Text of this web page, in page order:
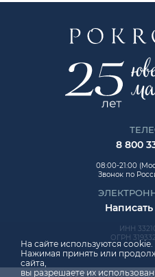
8 800
08:00-21:00
Звонок по
ИНН
ОГРН
На сайте используются cookie.
Нажимая принять или
сайта,
вы разрешаете их